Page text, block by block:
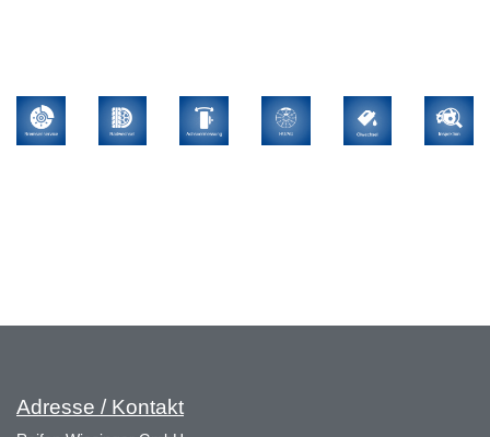
Adresse / Kontakt